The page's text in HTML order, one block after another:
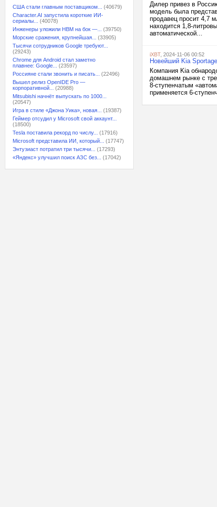
США стали главным поставщиком...
(40679)
Character.AI запустила короткие ИИ-
сериалы...
(40078)
Инженеры уложили HBM на бок —...
(39750)
Морские сражения, крупнейшая...
(33905)
Тысячи сотрудников Google требуют...
(29243)
Chrome для Android стал заметно
плавнее: Google...
(23597)
Россияне стали звонить и писать...
(22496)
Вышел релиз OpenIDE Pro —
корпоративной...
(20988)
Mitsubishi начнёт выпускать по 1000...
(20547)
Игра в стиле «Джона Уика», новая...
(19387)
Геймер отсудил у Microsoft свой аккаунт...
(18500)
Tesla поставила рекорд по числу...
(17916)
Microsoft представила ИИ, который...
(17747)
Энтузиаст потратил три тысячи...
(17293)
«Яндекс» улучшил поиск АЗС без...
(17042)
Дилер привез в
модель была
продавец просит 4,7
находится 1,8-
автоматической...
iXBT, 2024-11-06 00:52
Новейший Kia
Компания Kia
домашнем рынке с
8-ступенчатым
применяется 6-